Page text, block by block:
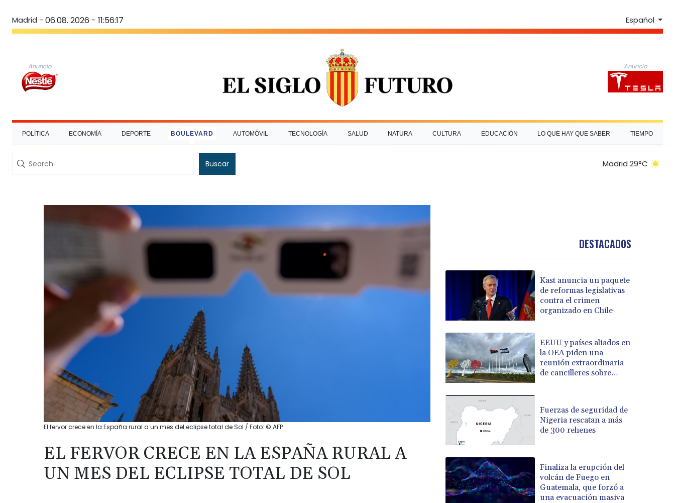
Madrid - 06.08. 2026 - 11:56:17 Español
Anuncio Anuncio
POLÍTICA ECONOMÍA DEPORTE BOULEVARD AUTOMÓVIL TECNOLOGÍA SALUD NATURA CULTURA EDUCACIÓN LO QUE HAY QUE SABER TIEMPO
Buscar Madrid 29°C
El fervor crece en la España rural a un mes del eclipse total de Sol / Foto: © AFP
EL FERVOR CRECE EN LA ESPAÑA RURAL A
UN MES DEL ECLIPSE TOTAL DE SOL
DESTACADOS
Kast anuncia un paquete
de reformas legislativas
contra el crimen
organizado en Chile
EEUU y países aliados en
la OEA piden una
reunión extraordinaria
de cancilleres sobre
Fuerzas de seguridad de
Nigeria rescatan a más
de 300 rehenes
Finaliza la erupción del
volcán de Fuego en
Guatemala, que forzó a
una evacuación masiva